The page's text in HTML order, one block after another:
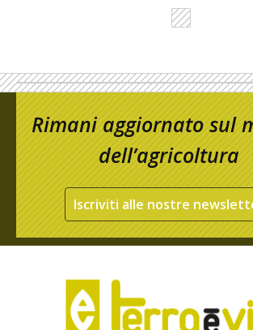
Rimani aggiornato sul
dell’agricoltura
Iscriviti alle nostre